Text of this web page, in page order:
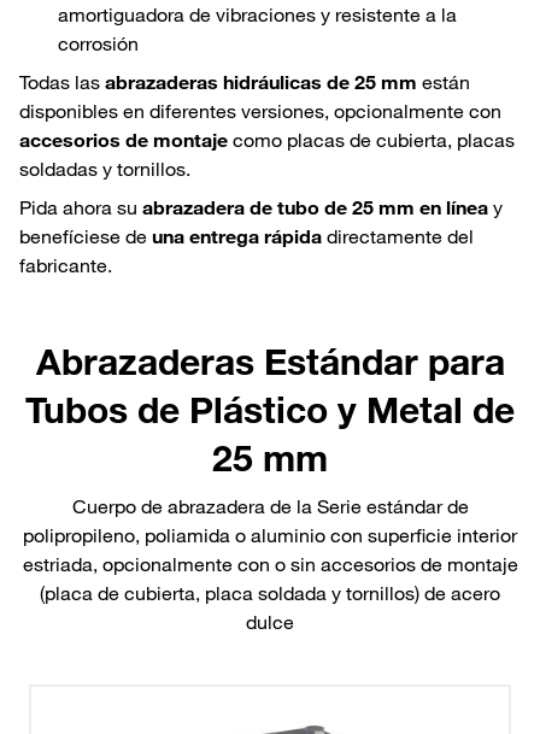
amortiguadora de vibraciones y resistente a la
corrosión
Todas las abrazaderas hidráulicas de 25 mm están
disponibles en diferentes versiones, opcionalmente con
accesorios de montaje como placas de cubierta, placas
soldadas y tornillos.
Pida ahora su abrazadera de tubo de 25 mm en línea y
benefíciese de una entrega rápida directamente del
fabricante.
Abrazaderas Estándar para
Tubos de Plástico y Metal de
25 mm
Cuerpo de abrazadera de la Serie estándar de
polipropileno, poliamida o aluminio con superficie interior
estriada, opcionalmente con o sin accesorios de montaje
(placa de cubierta, placa soldada y tornillos) de acero
dulce